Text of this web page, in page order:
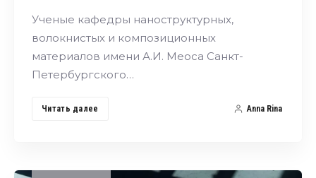
Ученые кафедры наноструктурных,
волокнистых и композиционных
материалов имени А.И. Меоса Санкт-
Петербургского…
Читать далее Anna Rina